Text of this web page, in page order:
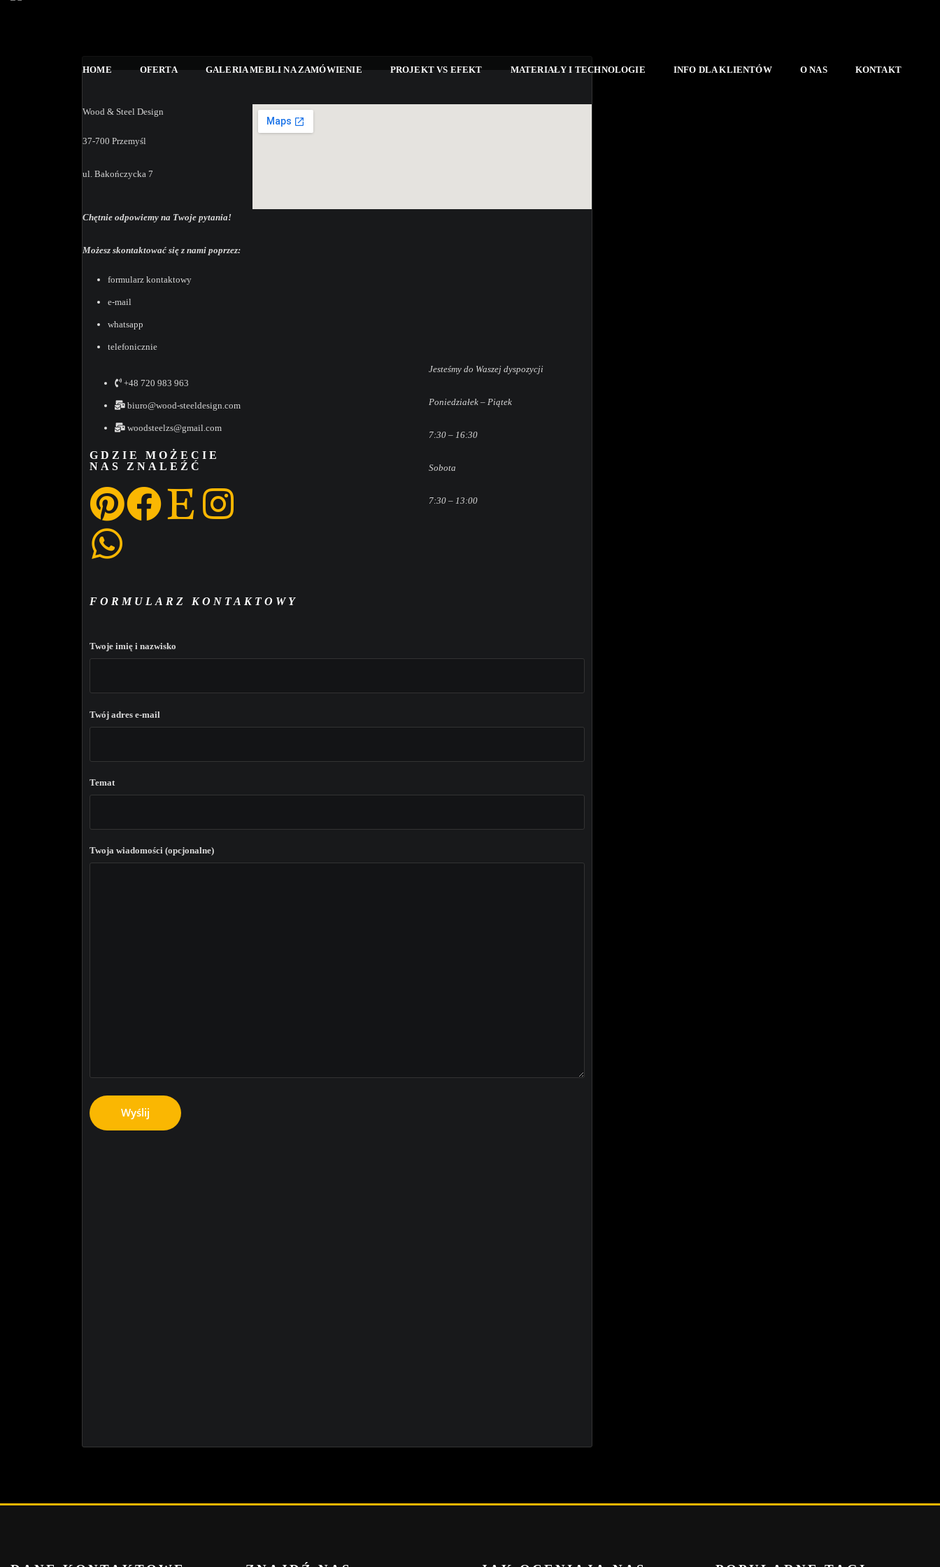
HOME OFERTA GALERIA MEBLI NA ZAMÓWIENIE PROJEKT VS EFEKT MATERIAŁY I TECHNOLOGIE INFO DLA KLIENTÓW O NAS KONTAKT
Wood & Steel Design
37-700 Przemyśl
ul. Bakończycka 7
Chętnie odpowiemy na Twoje pytania!
Możesz skontaktować się z nami poprzez:
formularz kontaktowy
e-mail
whatsapp
telefonicznie
+48 720 983 963
biuro@wood-steeldesign.com
woodsteelzs@gmail.com
GDZIE MOŻECIE
NAS ZNALEŹĆ
Jesteśmy do Waszej dyspozycji
Poniedziałek – Piątek
7:30 – 16:30
Sobota
7:30 – 13:00
FORMULARZ KONTAKTOWY
Twoje imię i nazwisko
Twój adres e-mail
Temat
Twoja wiadomości (opcjonalne)